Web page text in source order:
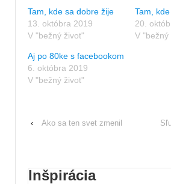
Tam, kde sa dobre žije
13. októbra 2019
V "bežný život"
Tam,
20.
V "bežný
Aj po 80ke s facebookom
6. októbra 2019
V "bežný život"
‹ Ako sa ten svet zmenil
Inšpirácia